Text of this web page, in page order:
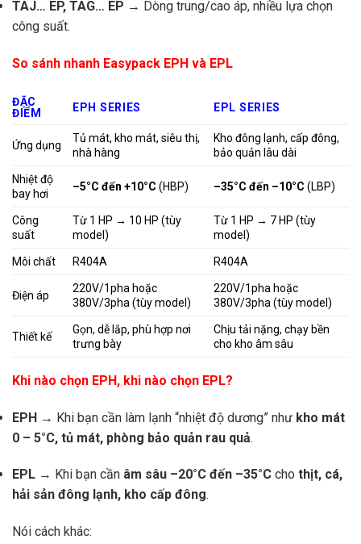
TAJ… EP, TAG… EP → Dòng trung/cao áp, nhiều lựa chọn
công suất.
So sánh nhanh Easypack EPH và EPL
ĐẶC
ĐIỂM
EPH SERIES EPL SERIES
Ứng dụng
Tủ mát, kho mát, siêu thị,
nhà hàng
Kho đông lạnh, cấp đông,
bảo quản lâu dài
Nhiệt độ
bay hơi
–5°C đến +10°C (HBP) –35°C đến –10°C (LBP)
Công
suất
Từ 1 HP → 10 HP (tùy
model)
Từ 1 HP → 7 HP (tùy
model)
Môi chất R404A R404A
Điện áp
220V/1pha hoặc
380V/3pha (tùy model)
220V/1pha hoặc
380V/3pha (tùy model)
Thiết kế
Gọn, dễ lắp, phù hợp nơi
trưng bày
Chịu tải nặng, chạy bền
cho kho âm sâu
Khi nào chọn EPH, khi nào chọn EPL?
EPH → Khi bạn cần làm lạnh “nhiệt độ dương” như kho mát
0 – 5°C, tủ mát, phòng bảo quản rau quả.
EPL → Khi bạn cần âm sâu –20°C đến –35°C cho thịt, cá,
hải sản đông lạnh, kho cấp đông.
Nói cách khác: